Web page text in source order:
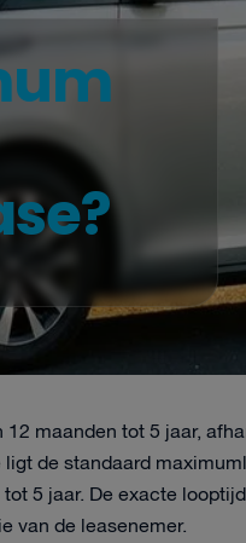
maanden tot 5 jaar,
de standaard
5 jaar. De exacte
van de leasenemer.